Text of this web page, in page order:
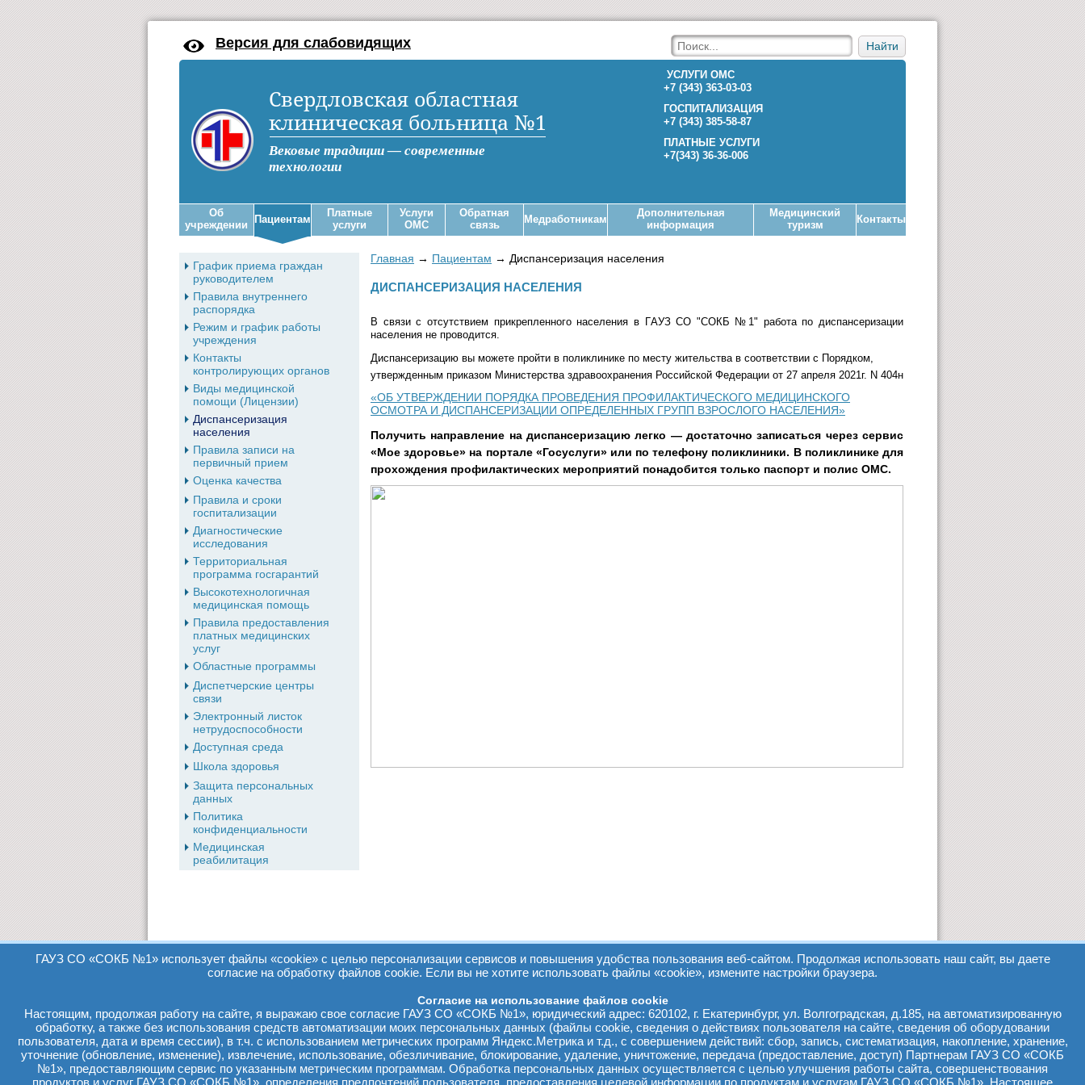
Версия для слабовидящих Найти
Свердловская областная
клиническая больница №1
Вековые традиции — современные
технологии
УСЛУГИ ОМС
+7 (343) 363-03-03
ГОСПИТАЛИЗАЦИЯ
+7 (343) 385-58-87
ПЛАТНЫЕ УСЛУГИ
+7(343) 36-36-006
Об
учреждении
Пациентам
Платные
услуги
Услуги
ОМС
Обратная
связь
Медработникам
Дополнительная
информация
Медицинский
туризм
Контакты
График приема граждан
руководителем
Правила внутреннего
распорядка
Режим и график работы
учреждения
Контакты
контролирующих органов
Виды медицинской
помощи (Лицензии)
Диспансеризация
населения
Правила записи на
первичный прием
Оценка качества
Правила и сроки
госпитализации
Диагностические
исследования
Территориальная
программа госгарантий
Высокотехнологичная
медицинская помощь
Правила предоставления
платных медицинских
услуг
Областные программы
Диспетчерские центры
связи
Электронный листок
нетрудоспособности
Доступная среда
Школа здоровья
Защита персональных
данных
Политика
конфиденциальности
Медицинская
реабилитация
Главная → Пациентам → Диспансеризация населения
ДИСПАНСЕРИЗАЦИЯ НАСЕЛЕНИЯ
В связи с отсутствием прикрепленного населения в ГAУЗ СО "СОКБ №1" работа по диспансеризации
населения не проводится.
Диспансеризацию вы можете пройти в поликлинике по месту жительства в соответствии с Порядком,
утвержденным приказом Министерства здравоохранения Российской Федерации от 27 апреля 2021г. N 404н
«ОБ УТВЕРЖДЕНИИ ПОРЯДКА ПРОВЕДЕНИЯ ПРОФИЛАКТИЧЕСКОГО МЕДИЦИНСКОГО
ОСМОТРА И ДИСПАНСЕРИЗАЦИИ ОПРЕДЕЛЕННЫХ ГРУПП ВЗРОСЛОГО НАСЕЛЕНИЯ»
Получить направление на диспансеризацию легко — достаточно записаться через сервис
«Мое здоровье» на портале «Госуслуги» или по телефону поликлиники. В поликлинике для
прохождения профилактических мероприятий понадобится только паспорт и полис ОМС.
ГАУЗ СО «СОКБ №1» использует файлы «cookie» с целью персонализации сервисов и повышения удобства пользования веб-сайтом. Продолжая использовать наш сайт, вы даете
согласие на обработку файлов cookie. Если вы не хотите использовать файлы «cookie», измените настройки браузера.
Согласие на использование файлов cookie
Настоящим, продолжая работу на сайте, я выражаю свое согласие ГАУЗ СО «СОКБ №1», юридический адрес: 620102, г. Екатеринбург, ул. Волгоградская, д.185, на автоматизированную
обработку, а также без использования средств автоматизации моих персональных данных (файлы cookie, сведения о действиях пользователя на сайте, сведения об оборудовании
пользователя, дата и время сессии), в т.ч. с использованием метрических программ Яндекс.Метрика и т.д., с совершением действий: сбор, запись, систематизация, накопление, хранение,
уточнение (обновление, изменение), извлечение, использование, обезличивание, блокирование, удаление, уничтожение, передача (предоставление, доступ) Партнерам ГАУЗ СО «СОКБ
№1», предоставляющим сервис по указанным метрическим программам. Обработка персональных данных осуществляется с целью улучшения работы сайта, совершенствования
продуктов и услуг ГАУЗ СО «СОКБ №1», определения предпочтений пользователя, предоставления целевой информации по продуктам и услугам ГАУЗ СО «СОКБ №1». Настоящее